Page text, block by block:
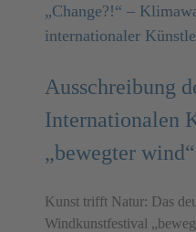
„Change?!“ –
internationaler
Ausschreibung
Internationalen
„bewegter
Kunst trifft Natur: Das
Windkunstfestival